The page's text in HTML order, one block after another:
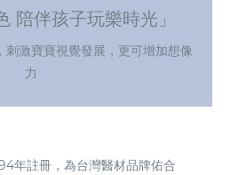
陪伴孩子玩樂時光」
刺激寶寶視覺發展，更可增加想像
力
年註冊，為台灣醫材品牌佑合